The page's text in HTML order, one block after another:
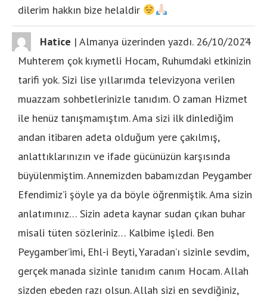
dilerim hakkın bize helaldir
Hatice | Almanya üzerinden yazdı.26/10/2024
Muhterem çok kıymetli Hocam, Ruhumdaki etkinizin
tarifi yok. Sizi lise yıllarımda televizyona verilen
muazzam sohbetlerinizle tanıdım. O zaman Hizmet
ile henüz tanışmamıştım. Ama sizi ilk dinlediğim
andan itibaren adeta olduğum yere çakılmış,
anlattıklarınızın ve ifade gücünüzün karşısında
büyülenmiştim. Annemizden babamızdan Peygamber
Efendimiz’i şöyle ya da böyle öğrenmiştik. Ama sizin
anlatımınız… Sizin adeta kaynar sudan çıkan buhar
misali tüten sözleriniz… Kalbime işledi. Ben
Peygamber’imi, Ehl-i Beyti, Yaradan’ı sizinle sevdim,
gerçek manada sizinle tanıdım canım Hocam. Allah
sizden ebeden razı olsun. Allah sizi en sevdiğiniz,
...